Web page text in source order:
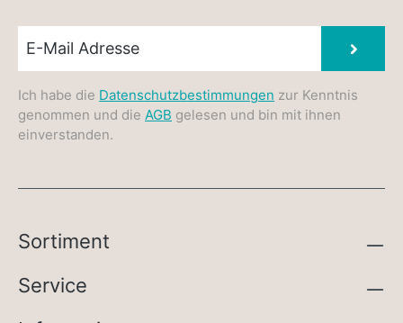
Ich habe die Datenschutzbestimmungen zur Kenntnis
genommen und die AGB gelesen und bin mit ihnen
einverstanden.
Sortiment
Service